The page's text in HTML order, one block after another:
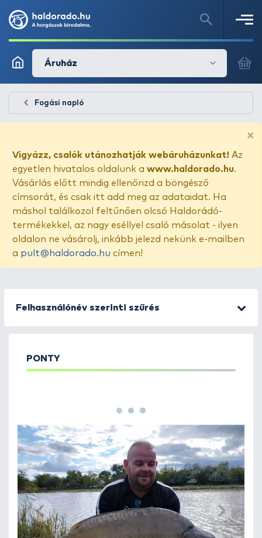
Áruház
Fogási napló
×
Vigyázz, csalók utánozhatják webáruházunkat! Az
egyetlen hivatalos oldalunk a www.haldorado.hu.
Vásárlás előtt mindig ellenőrizd a böngésző
címsorát, és csak itt add meg az adataidat. Ha
máshol találkozol feltűnően olcsó Haldorádó-
termékekkel, az nagy eséllyel csaló másolat - ilyen
oldalon ne vásárolj, inkább jelezd nekünk e-mailben
a pult@haldorado.hu címen!
Felhasználónév szerinti szűrés
PONTY
1 2